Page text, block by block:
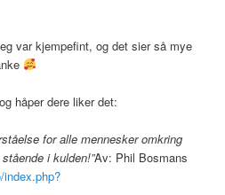
var kjempefint, og det sier så mye
håper dere liker det:
for alle mennesker omkring
i kulden!”Av: Phil Bosmans
index.php?